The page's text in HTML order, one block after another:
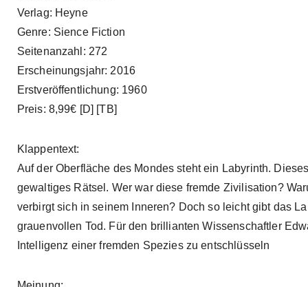
Verlag: Heyne
Genre: Sience Fiction
Seitenanzahl: 272
Erscheinungsjahr: 2016
Erstveröffentlichung: 1960
Preis: 8,99€ [D] [TB]
Klappentext:
Auf der Oberfläche des Mondes steht ein Labyrinth.
gewaltiges Rätsel. Wer war diese fremde Zivilisation?
verbirgt sich in seinem Inneren? Doch so leicht gibt das
grauenvollen Tod. Für den brillianten Wissenschaftler
Intelligenz einer fremden Spezies zu entschlüsseln